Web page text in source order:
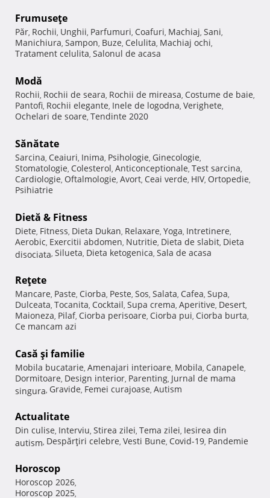
Frumuseţe
Păr, Rochii, Unghii, Parfumuri, Coafuri, Machiaj, Sani,
Manichiura, Sampon, Buze, Celulita, Machiaj ochi,
Tratament celulita, Salonul de acasa
Modă
Rochii, Rochii de seara, Rochii de mireasa, Costume de baie,
Pantofi, Rochii elegante, Inele de logodna, Verighete,
Ochelari de soare, Tendinte 2020
Sănătate
Sarcina, Ceaiuri, Inima, Psihologie, Ginecologie,
Stomatologie, Colesterol, Anticonceptionale, Test sarcina,
Cardiologie, Oftalmologie, Avort, Ceai verde, HIV, Ortopedie,
Psihiatrie
Dietă & Fitness
Diete, Fitness, Dieta Dukan, Relaxare, Yoga, Intretinere,
Aerobic, Exercitii abdomen, Nutritie, Dieta de slabit, Dieta
disociata, Silueta, Dieta ketogenica, Sala de acasa
Reţete
Mancare, Paste, Ciorba, Peste, Sos, Salata, Cafea, Supa,
Dulceata, Tocanita, Cocktail, Supa crema, Aperitive, Desert,
Maioneza, Pilaf, Ciorba perisoare, Ciorba pui, Ciorba burta,
Ce mancam azi
Casă şi familie
Mobila bucatarie, Amenajari interioare, Mobila, Canapele,
Dormitoare, Design interior, Parenting, Jurnal de mama
singura, Gravide, Femei curajoase, Autism
Actualitate
Din culise, Interviu, Stirea zilei, Tema zilei, Iesirea din
autism, Despărţiri celebre, Vesti Bune, Covid-19, Pandemie
Horoscop
Horoscop 2026,
Horoscop 2025,